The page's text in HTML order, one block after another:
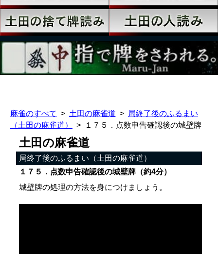
麻雀のすべて 土田の麻雀道
局終了後のふるまい
（土田の麻雀道）
１７５．点数申告確認後の城壁牌
土田の麻雀道
局終了後のふるまい（土田の麻雀道）
１７５．点数申告確認後の城壁牌（約4分）
城壁牌の処理の方法を身につけましょう。